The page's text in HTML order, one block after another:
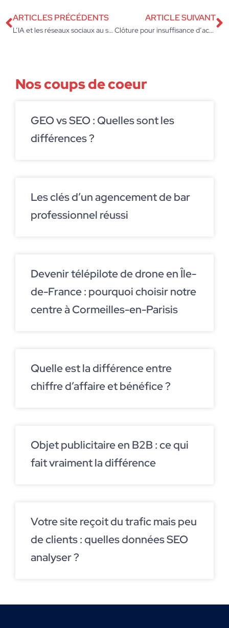
ARTICLES PRÉCÉDENTS
L’IA et les réseaux sociaux au service de la recherche d’information
ARTICLE SUIVANT
Clôture pour insuffisance d’actif : transformez une épreuve en opportunité inattendue
Nos coups de coeur
GEO vs SEO : Quelles sont les
différences ?
Les clés d’un agencement de bar
professionnel réussi
Devenir télépilote de drone en Île-
de-France : pourquoi choisir notre
centre à Cormeilles-en-Parisis
Quelle est la différence entre
chiffre d’affaire et bénéfice ?
Objet publicitaire en B2B : ce qui
fait vraiment la différence
Votre site reçoit du trafic mais peu
de clients : quelles données SEO
analyser ?